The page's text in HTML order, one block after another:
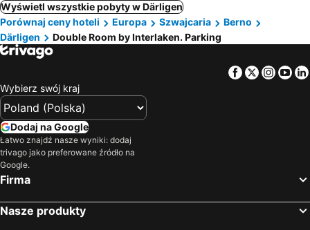
Wyświetl wszystkie pobyty w Därligen
Porównaj ceny hoteli
Europa Szwajcaria
Berno
Därligen
Double Room by Interlaken. Parking
Facebook
Twitter
Wybierz swój kraj
Dodaj na Google
Łatwo znajdź nasze wyniki: dodaj
trivago jako preferowane źródło na
Google.
Firma
Nasze produkty